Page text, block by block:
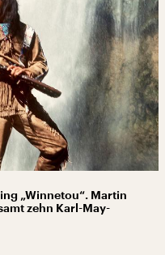
„Winnetou“. Martin
zehn Karl-May-